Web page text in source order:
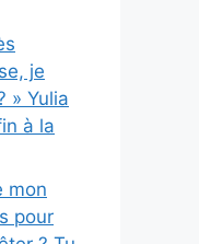
je
» Yulia
à la
mon
pour